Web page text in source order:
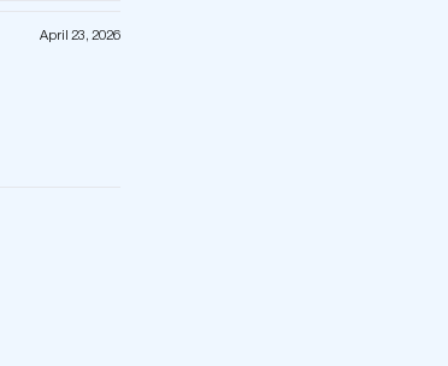
April 23, 2026